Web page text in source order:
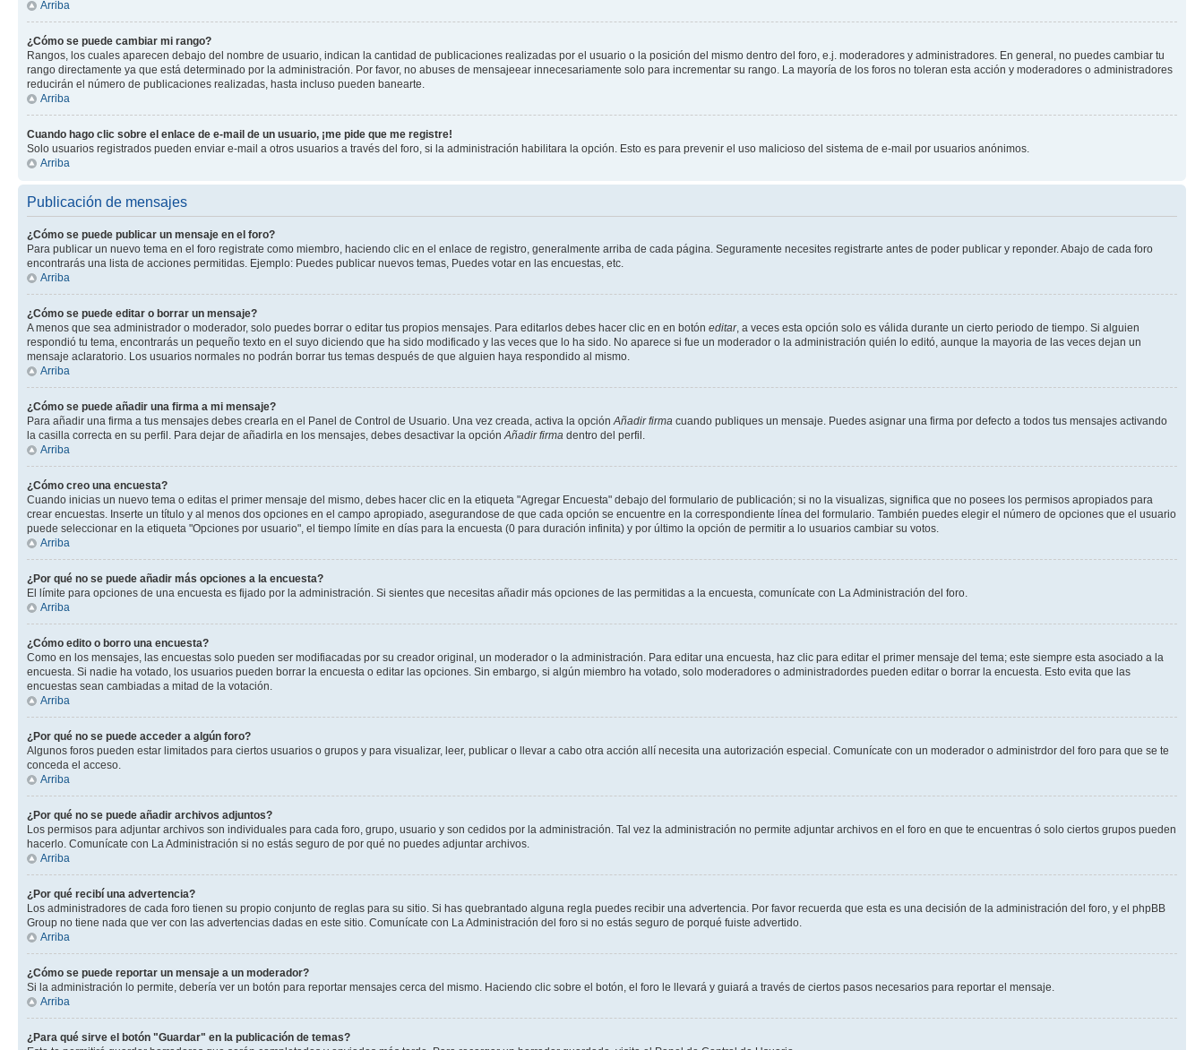
Arriba
¿Cómo se puede cambiar mi rango?
Rangos, los cuales aparecen debajo del nombre de usuario, indican la cantidad de publicaciones realizadas por el usuario o la posición del mismo dentro del foro, e.j. moderadores y administradores. En general, no puedes cambiar tu
rango directamente ya que está determinado por la administración. Por favor, no abuses de mensajeear innecesariamente solo para incrementar su rango. La mayoría de los foros no toleran esta acción y moderadores o administradores
reducirán el número de publicaciones realizadas, hasta incluso pueden banearte.
Arriba
Cuando hago clic sobre el enlace de e-mail de un usuario, ¡me pide que me registre!
Solo usuarios registrados pueden enviar e-mail a otros usuarios a través del foro, si la administración habilitara la opción. Esto es para prevenir el uso malicioso del sistema de e-mail por usuarios anónimos.
Arriba
Publicación de mensajes
¿Cómo se puede publicar un mensaje en el foro?
Para publicar un nuevo tema en el foro registrate como miembro, haciendo clic en el enlace de registro, generalmente arriba de cada página. Seguramente necesites registrarte antes de poder publicar y reponder. Abajo de cada foro
encontrarás una lista de acciones permitidas. Ejemplo: Puedes publicar nuevos temas, Puedes votar en las encuestas, etc.
Arriba
¿Cómo se puede editar o borrar un mensaje?
A menos que sea administrador o moderador, solo puedes borrar o editar tus propios mensajes. Para editarlos debes hacer clic en en botón editar, a veces esta opción solo es válida durante un cierto periodo de tiempo. Si alguien
respondió tu tema, encontrarás un pequeño texto en el suyo diciendo que ha sido modificado y las veces que lo ha sido. No aparece si fue un moderador o la administración quién lo editó, aunque la mayoria de las veces dejan un
mensaje aclaratorio. Los usuarios normales no podrán borrar tus temas después de que alguien haya respondido al mismo.
Arriba
¿Cómo se puede añadir una firma a mi mensaje?
Para añadir una firma a tus mensajes debes crearla en el Panel de Control de Usuario. Una vez creada, activa la opciónAñadir firma cuando publiques un mensaje. Puedes asignar una firma por defecto a todos tus mensajes activando
la casilla correcta en su perfil. Para dejar de añadirla en los mensajes, debes desactivar la opciónAñadir firma dentro del perfil.
Arriba
¿Cómo creo una encuesta?
Cuando inicias un nuevo tema o editas el primer mensaje del mismo, debes hacer clic en la etiqueta "Agregar Encuesta" debajo del formulario de publicación; si no la visualizas, significa que no posees los permisos apropiados para
crear encuestas. Inserte un título y al menos dos opciones en el campo apropiado, asegurandose de que cada opción se encuentre en la correspondiente línea del formulario. También puedes elegir el número de opciones que el usuario
puede seleccionar en la etiqueta "Opciones por usuario", el tiempo límite en días para la encuesta (0 para duración infinita) y por último la opción de permitir a lo usuarios cambiar su votos.
Arriba
¿Por qué no se puede añadir más opciones a la encuesta?
El límite para opciones de una encuesta es fijado por la administración. Si sientes que necesitas añadir más opciones de las permitidas a la encuesta, comunícate con La Administración del foro.
Arriba
¿Cómo edito o borro una encuesta?
Como en los mensajes, las encuestas solo pueden ser modifiacadas por su creador original, un moderador o la administración. Para editar una encuesta, haz clic para editar el primer mensaje del tema; este siempre esta asociado a la
encuesta. Si nadie ha votado, los usuarios pueden borrar la encuesta o editar las opciones. Sin embargo, si algún miembro ha votado, solo moderadores o administradordes pueden editar o borrar la encuesta. Esto evita que las
encuestas sean cambiadas a mitad de la votación.
Arriba
¿Por qué no se puede acceder a algún foro?
Algunos foros pueden estar limitados para ciertos usuarios o grupos y para visualizar, leer, publicar o llevar a cabo otra acción allí necesita una autorización especial. Comunícate con un moderador o administrdor del foro para que se te
conceda el acceso.
Arriba
¿Por qué no se puede añadir archivos adjuntos?
Los permisos para adjuntar archivos son individuales para cada foro, grupo, usuario y son cedidos por la administración. Tal vez la administración no permite adjuntar archivos en el foro en que te encuentras ó solo ciertos grupos pueden
hacerlo. Comunícate con La Administración si no estás seguro de por qué no puedes adjuntar archivos.
Arriba
¿Por qué recibí una advertencia?
Los administradores de cada foro tienen su propio conjunto de reglas para su sitio. Si has quebrantado alguna regla puedes recibir una advertencia. Por favor recuerda que esta es una decisión de la administración del foro, y el phpBB
Group no tiene nada que ver con las advertencias dadas en este sitio. Comunícate con La Administración del foro si no estás seguro de porqué fuiste advertido.
Arriba
¿Cómo se puede reportar un mensaje a un moderador?
Si la administración lo permite, debería ver un botón para reportar mensajes cerca del mismo. Haciendo clic sobre el botón, el foro le llevará y guiará a través de ciertos pasos necesarios para reportar el mensaje.
Arriba
¿Para qué sirve el botón "Guardar" en la publicación de temas?